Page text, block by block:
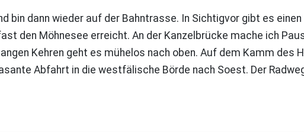
bin dann wieder auf der Bahntrasse. In Sichtigvor gibt es
den Möhnesee erreicht. An der Kanzelbrücke mache ich
Kehren geht es mühelos nach oben. Auf dem Kamm des
Abfahrt in die westfälische Börde nach Soest. Der